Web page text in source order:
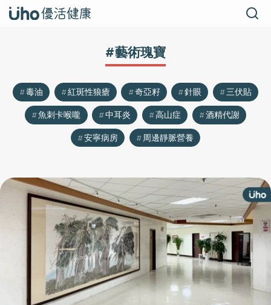
#藝術瑰寶
毒油 紅斑性狼瘡 奇亞籽 針眼
三伏貼
魚刺卡喉嚨
中耳炎 高山症
酒精代謝
安寧病房
周邊靜脈營養